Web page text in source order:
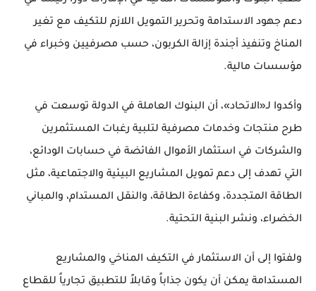
دعم جهود الاستدامة وتحرير التمويل اللازم للتكيف مع تغير
المناخ وتنفيذ أجندة إزالة الكربون، حسب مصرفيين وخبراء في
مؤسسات مالية.
وأكدوا لـ«الاتحاد»، أن البنوك العاملة في الدولة توسعت في
طرح منتجات وخدمات مصرفية لتلبية رغبات المستثمرين
والشركات في استثمار الأموال الفائضة في حسابات الودائع،
التي تهدف إلى دعم تمويل المشاريع البيئية والاجتماعية، مثل
الطاقة المتجددة، وكفاءة الطاقة، والنقل المستدام، والمباني
الخضراء، ونشر البنية التحتية.
ولفتوا إلى أن الاستثمار في التكيف المناخي والمشاريع
المستدامة يمكن أن يكون جذاباً وقابلاً للتطبيق تجارياً للقطاع